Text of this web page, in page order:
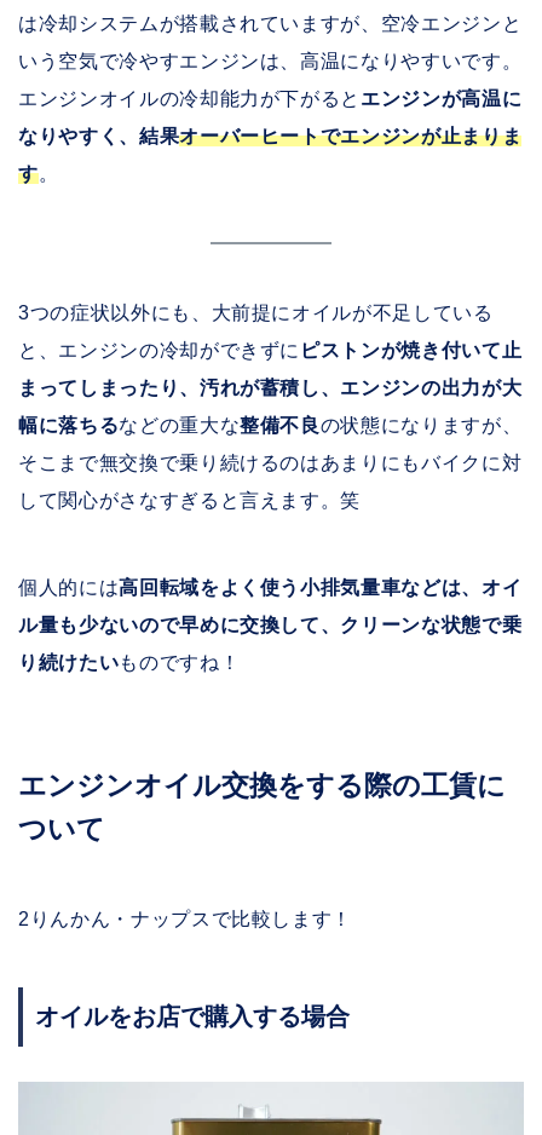
は冷却システムが搭載されていますが、空冷エンジンと
いう空気で冷やすエンジンは、高温になりやすいです。
エンジンオイルの冷却能力が下がると エンジンが高温に
なりやすく、結果オーバーヒートでエンジンが止まりま
す。
3つの症状以外にも、大前提にオイルが不足している
と、エンジンの冷却ができずに ピストンが焼き付いて止
まってしまったり、汚れが蓄積し、エンジンの出力が大
幅に落ちるなどの重大な整備不良の状態になりますが、
そこまで無交換で乗り続けるのはあまりにもバイクに対
して関心がさなすぎると言えます。笑
個人的には高回転域をよく使う小排気量車などは、オイ
ル量も少ないので早めに交換して、クリーンな状態で乗
り続けたいものですね！
エンジンオイル交換をする際の工賃に
ついて
2りんかん・ナップスで比較します！
オイルをお店で購入する場合